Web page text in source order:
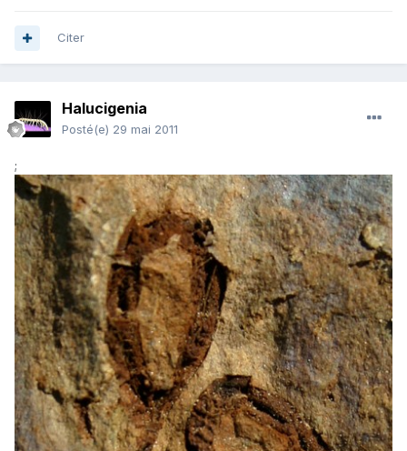
Citer
Halucigenia
Posté(e) 29 mai 2011
;